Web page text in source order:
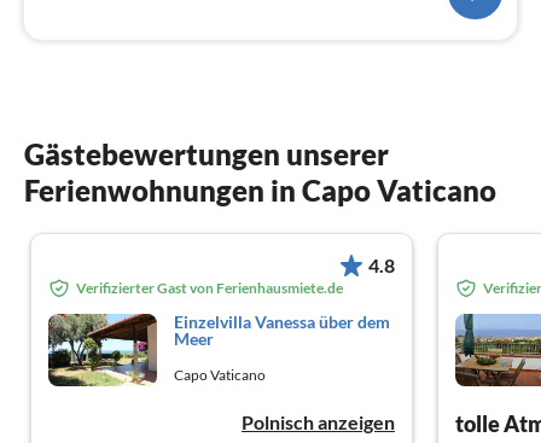
Gästebewertungen unserer
Ferienwohnungen in Capo Vaticano
4.8
Verifizierter Gast von Ferienhausmiete.de
Einzelvilla Vanessa über dem
Meer
Capo Vaticano
Polnisch anzeigen tolle